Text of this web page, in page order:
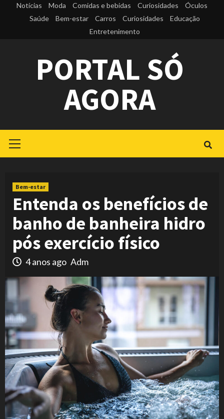
Notícias Moda Comidas e bebidas Curiosidades
Óculos
Saúde
Bem-estar Carros Curiosidades
Educação
Entretenimento
PORTAL SÓ
AGORA
Menu
Bem-estar
Entenda os benefícios de
banho de banheira hidro
pós exercício físico
4 anos ago Adm